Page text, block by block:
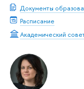
Документы
Расписание
Академический